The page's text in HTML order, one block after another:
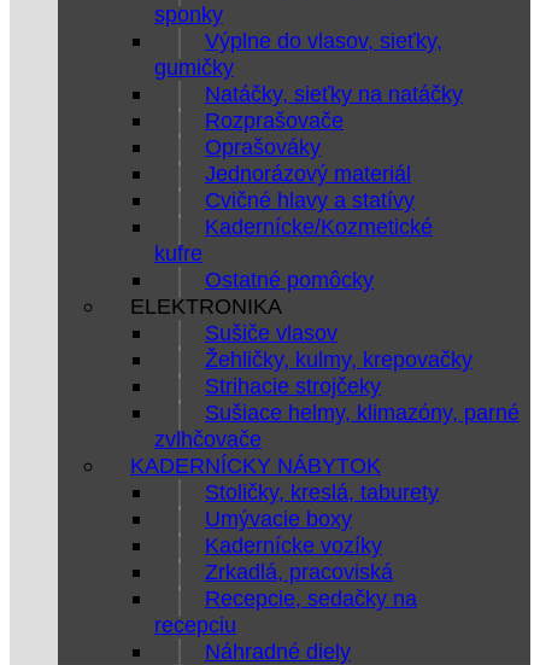
sponky
Výplne do vlasov, sieťky,
gumičky
Natáčky, sieťky na natáčky
Rozprašovače
Oprašováky
Jednorázový materiál
Cvičné hlavy a statívy
Kadernícke/Kozmetické
kufre
Ostatné pomôcky
ELEKTRONIKA
Sušiče vlasov
Žehličky, kulmy, krepovačky
Strihacie strojčeky
Sušiace helmy, klimazóny, parné
zvlhčovače
KADERNÍCKY NÁBYTOK
Stoličky, kreslá, taburety
Umývacie boxy
Kadernícke vozíky
Zrkadlá, pracoviská
Recepcie, sedačky na
recepciu
Náhradné diely